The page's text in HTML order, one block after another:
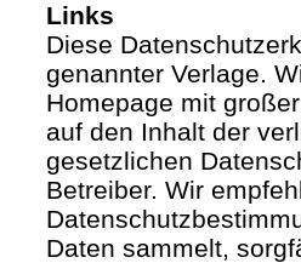
Links
Diese
genannter Verlage.
Homepage mit
auf den Inhalt der
gesetzlichen
Betreiber. Wir
Daten sammelt,